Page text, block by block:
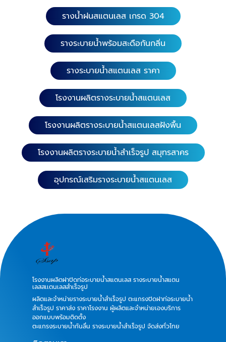
รางน้ำฝนสแตนเลส เกรด 304
รางระบายน้ำพร้อมสะดือกันกลิ่น
รางระบายน้ำสแตนเลส ราคา
โรงงานผลิตรางระบายน้ำสแตนเลส
โรงงานผลิตรางระบายน้ำสแตนเลสฝังพื้น
โรงงานผลิตรางระบายน้ำสำเร็จรูป สมุทรสาคร
อุปกรณ์เสริมรางระบายน้ำสแตนเลส
โรงงานผลิตฝาปิดท่อระบายน้ำสแตนเลส รางระบายน้ำสแตน
เลสสเเตนเลสสำเร็จรูป
ผลิตและจำหน่ายรางระบายน้ำสำเร็จรูป ตะแกรงปิดฝาท่อระบายน้ำ
สำเร็จรูป ราคาส่ง ราคาโรงงาน ผู้ผลิตและจำหน่ายเองบริการ
ออกแบบพร้อมติดตั้ง
ตะแกรงระบายน้ำกันลื่น รางระบายน้ำสำเร็จรูป จัดส่งทั่วไทย